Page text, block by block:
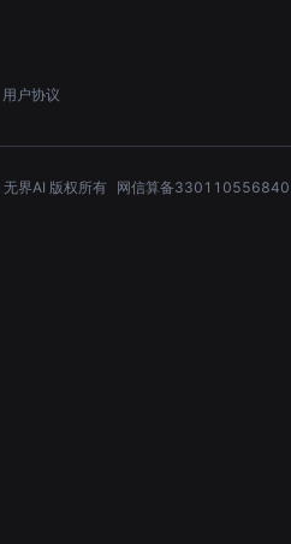
用户协议
无界AI 版权所有 网信算备